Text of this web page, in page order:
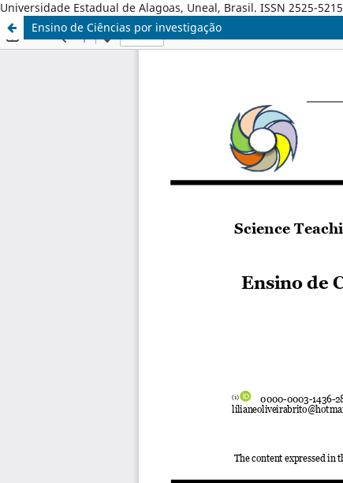
Universidade Estadual de Alagoas, Uneal, Brasil. ISSN 2525-5215
Ensino de Ciências por investigação